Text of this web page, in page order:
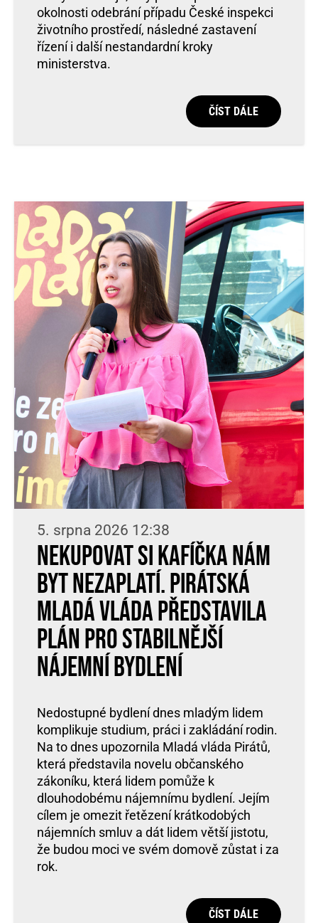
okolnosti odebrání případu České inspekci
životního prostředí, následné zastavení
řízení i další nestandardní kroky
ministerstva.
ČÍST DÁLE
5. srpna 2026 12:38
Nekupovat si kafíčka nám
byt nezaplatí. Pirátská
Mladá vláda představila
plán pro stabilnější
nájemní bydlení
Nedostupné bydlení dnes mladým lidem
komplikuje studium, práci i zakládání rodin.
Na to dnes upozornila Mladá vláda Pirátů,
která představila novelu občanského
zákoníku, která lidem pomůže k
dlouhodobému nájemnímu bydlení. Jejím
cílem je omezit řetězení krátkodobých
nájemních smluv a dát lidem větší jistotu,
že budou moci ve svém domově zůstat i za
rok.
ČÍST DÁLE